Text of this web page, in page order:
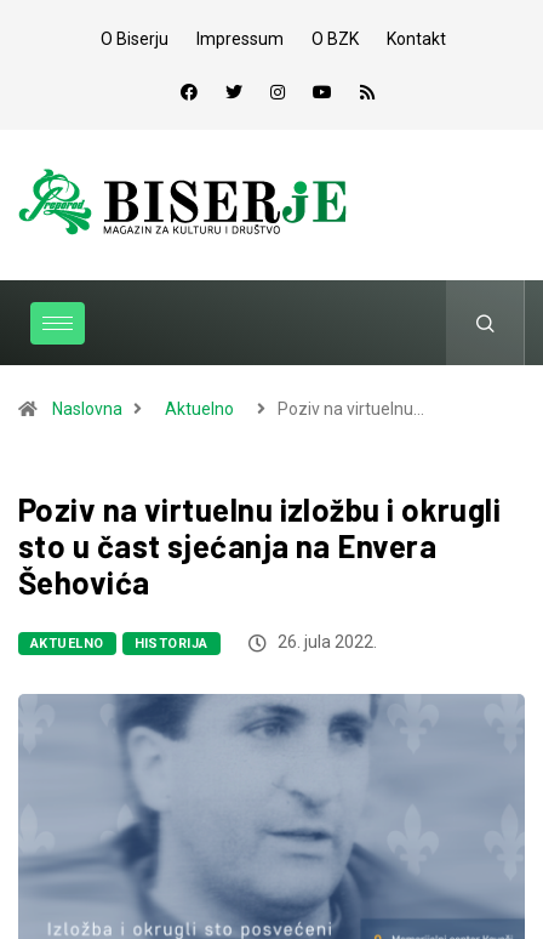
O Biserju Impressum O BZK Kontakt
Naslovna Aktuelno Poziv na virtuelnu…
Poziv na virtuelnu izložbu i okrugli
sto u čast sjećanja na Envera
Šehovića
AKTUELNO HISTORIJA 26. jula 2022.